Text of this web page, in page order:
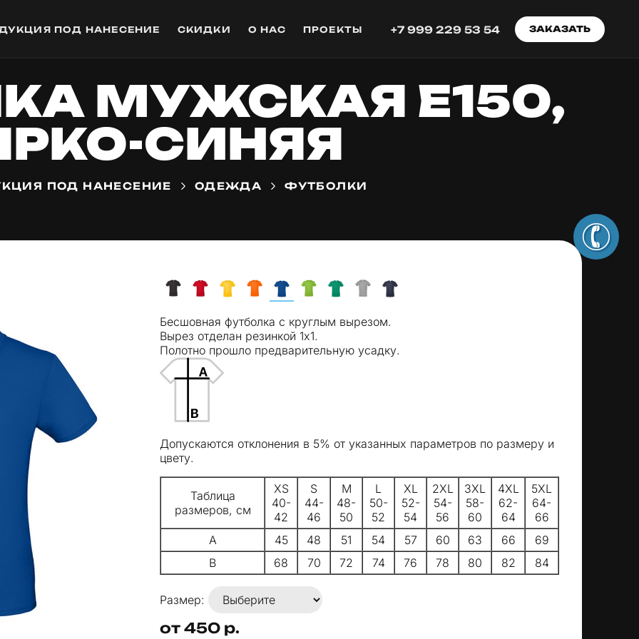
ПОД НАНЕСЕНИЕ СКИДКИ О НАС ПРОЕКТЫ +7 999 229 53 54 ЗАКАЗАТЬ
МУЖСКАЯ E150,
СИНЯЯ
ПОД НАНЕСЕНИЕ ОДЕЖДА ФУТБОЛКИ
Бесшовная футболка с круглым вырезом.
Вырез отделан резинкой 1х1.
Полотно прошло предварительную усадку.
Допускаются отклонения в 5% от указанных параметров по размеру и
цвету.
Таблица
размеров, см
XS
40-
42
S
44-
46
M
48-
50
L
50-
52
XL
52-
54
2XL
54-
56
3XL
58-
60
4XL
62-
64
5XL
64-
66
A
45 48 51 54 57 60 63 66
69
B
68 70 72 74 76 78 80 82 84
Размер:
от 450 р.